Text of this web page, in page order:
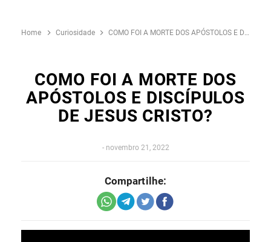
Home Curiosidade COMO FOI A MORTE DOS APÓSTOLOS E DISCÍPULOS DE JESUS CRISTO?
COMO FOI A MORTE DOS
APÓSTOLOS E DISCÍPULOS
DE JESUS CRISTO?
- novembro 21, 2022
Compartilhe: